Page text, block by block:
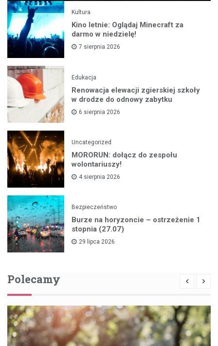
Kultura
Kino letnie: Oglądaj Minecraft za
darmo w niedzielę!
7 sierpnia 2026
Edukacja
Renowacja elewacji zgierskiej szkoły
w drodze do odnowy zabytku
6 sierpnia 2026
Uncategorized
MORORUN: dołącz do zespołu
wolontariuszy!
4 sierpnia 2026
Bezpieczeństwo
Burze na horyzoncie – ostrzeżenie 1
stopnia (27.07)
29 lipca 2026
Polecamy